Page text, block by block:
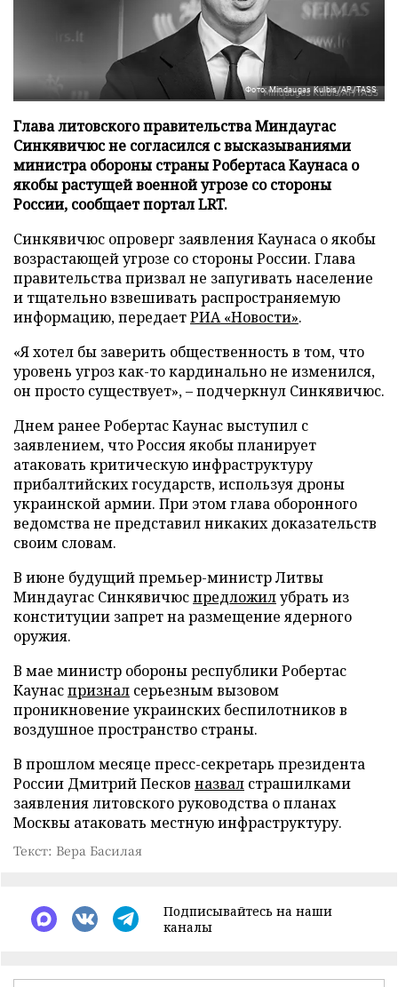
Фото: Mindaugas Kulbis/AP/TASS
Глава литовского правительства Миндаугас
Синкявичюс не согласился с высказываниями
министра обороны страны Робертаса Каунаса о
якобы растущей военной угрозе со стороны
России, сообщает портал LRT.
Синкявичюс опроверг заявления Каунаса о якобы
возрастающей угрозе со стороны России. Глава
правительства призвал не запугивать население
и тщательно взвешивать распространяемую
информацию, передаетРИА «Новости».
«Я хотел бы заверить общественность в том, что
уровень угроз как-то кардинально не изменился,
он просто существует», – подчеркнул Синкявичюс.
Днем ранее Робертас Каунас выступил с
заявлением, что Россия якобы планирует
атаковать критическую инфраструктуру
прибалтийских государств, используя дроны
украинской армии. При этом глава оборонного
ведомства не представил никаких доказательств
своим словам.
В июне будущий премьер-министр Литвы
Миндаугас Синкявичюспредложилубрать из
конституции запрет на размещение ядерного
оружия.
В мае министр обороны республики Робертас
Каунаспризнал серьезным вызовом
проникновение украинских беспилотников в
воздушное пространство страны.
В прошлом месяце пресс-секретарь президента
России Дмитрий Песков назвал страшилками
заявления литовского руководства о планах
Москвы атаковать местную инфраструктуру.
Текст: Вера Басилая
Подписывайтесь на наши
каналы